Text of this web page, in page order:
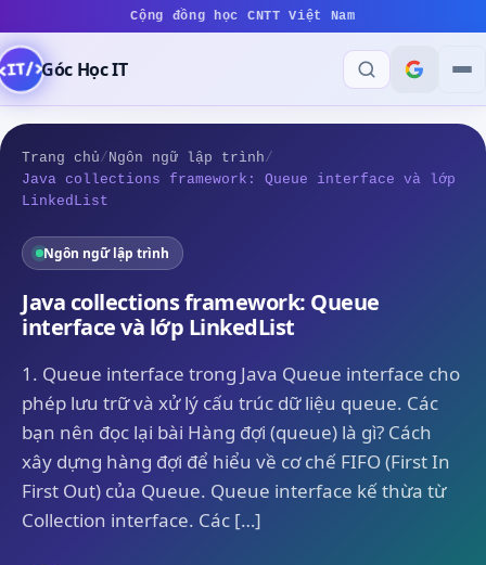
Cộng đồng học CNTT Việt Nam
Góc Học IT
Trang chủ/ Ngôn ngữ lập trình/
Java collections framework: Queue interface và lớp
LinkedList
Ngôn ngữ lập trình
Java collections framework: Queue
interface và lớp LinkedList
1. Queue interface trong Java Queue interface cho
phép lưu trữ và xử lý cấu trúc dữ liệu queue. Các
bạn nên đọc lại bài Hàng đợi (queue) là gì? Cách
xây dựng hàng đợi để hiểu về cơ chế FIFO (First In
First Out) của Queue. Queue interface kế thừa từ
Collection interface. Các […]